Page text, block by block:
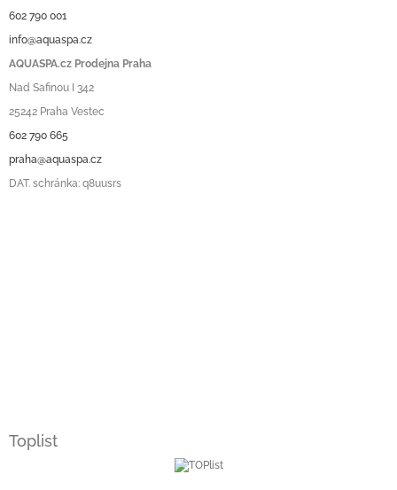
602 790 001
info@aquaspa.cz
AQUASPA.cz Prodejna Praha
Nad Safinou I 342
25242 Praha Vestec
602 790 665
praha@aquaspa.cz
DAT. schránka: q8uusrs
Toplist